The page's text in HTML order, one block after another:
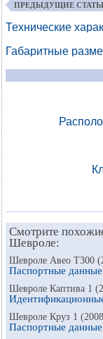
ПРЕДЫДУЩИЕ
Технические
Габаритные
Смотрите
Шевроле:
Шевроле Авео Т300
Паспортные
Шевроле Каптива 1
Шевроле Круз 1
Паспортные